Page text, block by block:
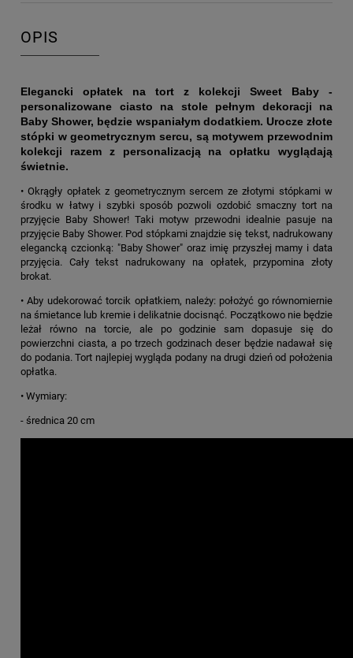
OPIS
Elegancki opłatek na tort z kolekcji Sweet Baby -
personalizowane ciasto na stole pełnym dekoracji na
Baby Shower, będzie wspaniałym dodatkiem. Urocze złote
stópki w geometrycznym sercu, są motywem przewodnim
kolekcji razem z personalizacją na opłatku wyglądają
świetnie.
• Okrągły opłatek z geometrycznym sercem ze złotymi stópkami w
środku w łatwy i szybki sposób pozwoli ozdobić smaczny tort na
przyjęcie Baby Shower! Taki motyw przewodni idealnie pasuje na
przyjęcie Baby Shower. Pod stópkami znajdzie się tekst, nadrukowany
elegancką czcionką: "Baby Shower" oraz imię przyszłej mamy i data
przyjęcia. Cały tekst nadrukowany na opłatek, przypomina złoty
brokat.
• Aby udekorować torcik opłatkiem, należy: położyć go równomiernie
na śmietance lub kremie i delikatnie docisnąć. Początkowo nie będzie
leżał równo na torcie, ale po godzinie sam dopasuje się do
powierzchni ciasta, a po trzech godzinach deser będzie nadawał się
do podania. Tort najlepiej wygląda podany na drugi dzień od położenia
opłatka.
• Wymiary:
- średnica 20 cm